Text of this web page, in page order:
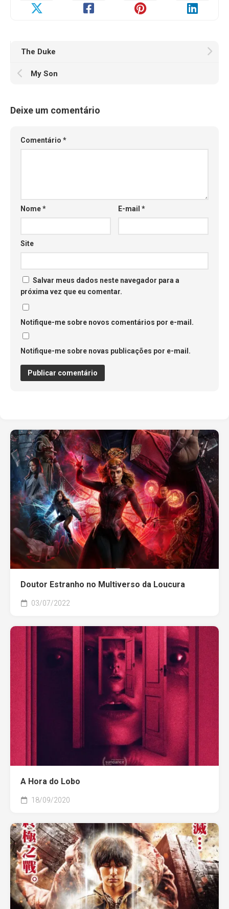
The Duke
My Son
Deixe um comentário
Comentário *
Nome* E-mail*
Site
Salvar meus dados neste navegador para a
próxima vez que eu comentar.
Notifique-me sobre novos comentários por e-mail.
Notifique-me sobre novas publicações por e-mail.
Doutor Estranho no Multiverso da Loucura
03/07/2022
A Hora do Lobo
18/09/2020